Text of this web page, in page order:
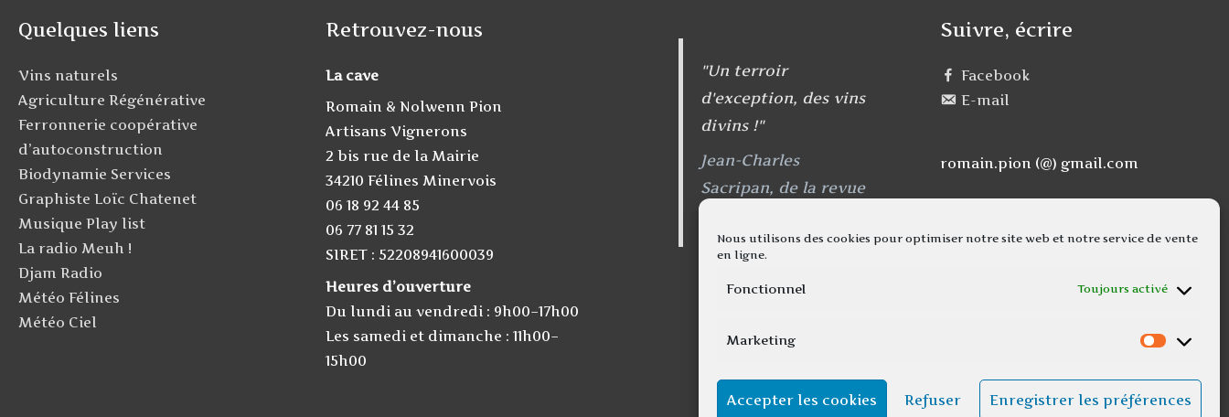
Nous utilisons des cookies pour optimiser notre site web et notre service de vente
en ligne.
Fonctionnel Toujours activé
Marketing
Accepter les cookies Refuser Enregistrer les préférences
Quelques liens
Vins naturels
Agriculture Régénérative
Ferronnerie coopérative
d’autoconstruction
Biodynamie Services
Graphiste Loïc Chatenet
Musique Play list
La radio Meuh !
Djam Radio
Météo Félines
Météo Ciel
Retrouvez-nous
La cave
Romain & Nolwenn Pion
Artisans Vignerons
2 bis rue de la Mairie
34210 Félines Minervois
06 18 92 44 85
06 77 81 15 32
SIRET : 52208941600039
Heures d’ouverture
Du lundi au vendredi : 9h00–17h00
Les samedi et dimanche : 11h00–
15h00
"Un terroir
d'exception, des vins
divins !"
Jean-Charles
Sacripan, de la revue
Suivre, écrire
Facebook
E-mail
romain.pion (@) gmail.com